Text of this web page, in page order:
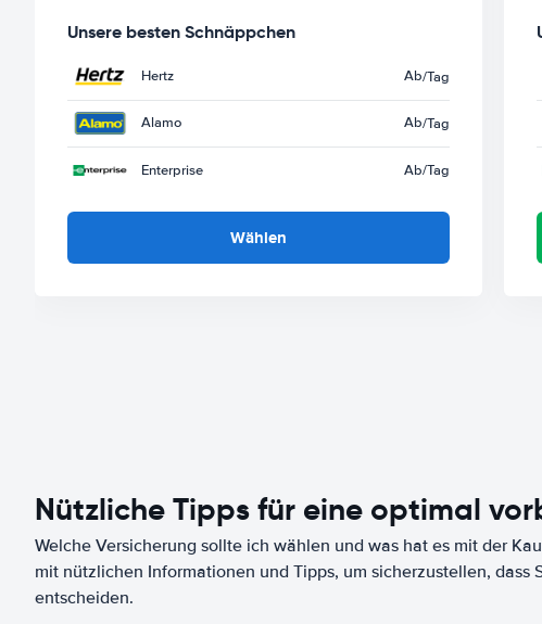
Unsere besten Schnäppchen
Hertz Ab/Tag
Alamo Ab/Tag
Enterprise Ab/Tag
Wählen
Nützliche Tipps für eine optimal
Welche Versicherung sollte ich wählen und was hat es mit der
mit nützlichen Informationen und Tipps, um sicherzustellen, dass
entscheiden.